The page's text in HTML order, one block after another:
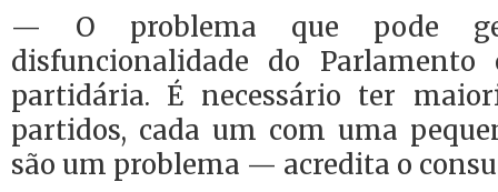
— O problema que pode
disfuncionalidade do
partidária. É necessário ter
partidos, cada um com uma
são um problema — acredita o